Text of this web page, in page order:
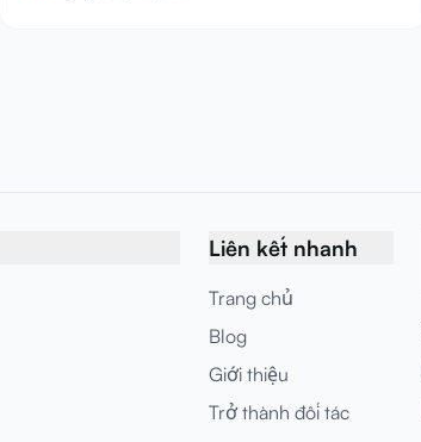
Liên kết nhanh
Trang chủ
Blog
Giới thiệu
Trở thành đối tác